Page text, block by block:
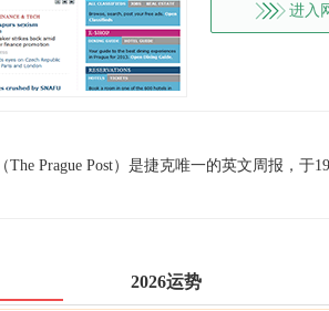
进入
The Prague Post）是捷克唯一的英文周报，
2026运势